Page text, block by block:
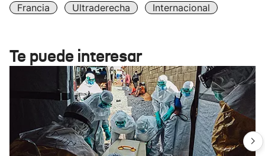
Francia Ultraderecha Internacional
Te puede interesar